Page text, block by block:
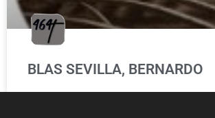
BLAS SEVILLA, BERNARDO